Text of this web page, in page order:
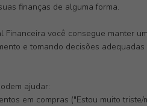
finanças de alguma forma.
Financeira você consegue manter
e tomando decisões
ajudar:
em compras ("Estou muito